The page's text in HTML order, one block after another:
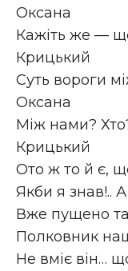
Оксана
Кажіть же —
Крицький
Суть вороги
Оксана
Між нами?
Крицький
Ото ж то й є,
Якби я знав!..
Вже пущено
Полковник
Не вміє він…